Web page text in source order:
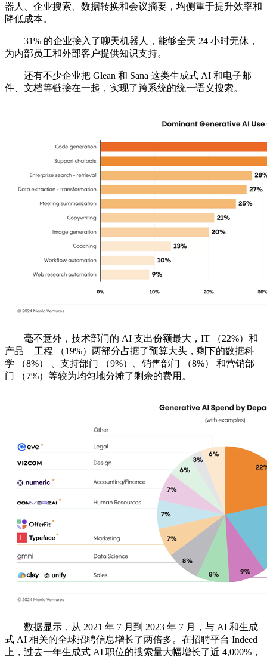
器人、企业搜索、数据转换和会议摘要，均侧重于提升效率和
降低成本。
31% 的企业接入了聊天机器人，能够全天 24 小时无休，
为内部员工和外部客户提供知识支持。
还有不少企业把 Glean 和 Sana 这类生成式 AI 和电子邮
件、文档等链接在一起，实现了跨系统的统一语义搜索。
毫不意外，技术部门的 AI 支出份额最大，IT （22%）和
产品 + 工程 （19%）两部分占据了预算大头，剩下的数据科
学 （8%） 、支持部门 （9%）、销售部门 （8%） 和营销部
门 （7%）等较为均匀地分摊了剩余的费用。
数据显示，从 2021 年 7 月到 2023 年 7 月，与 AI 和生成
式 AI 相关的全球招聘信息增长了两倍多。在招聘平台 Indeed
上，过去一年生成式 AI 职位的搜索量大幅增长了近 4,000%，